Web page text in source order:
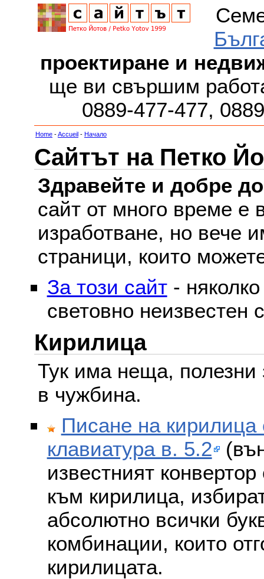
проектиране и
ще ви свършим
0889-477-477,
Home -Accueil - Начало
Сайтът на Петко
Здравейте и добре
сайт от много време е
изработване, но вече
страници, които
За този сайт-
световно неизвестен
Кирилица
Тук има неща, полезни
в чужбина.
Писане на кирилица
клавиатура в. 5.2
известният
към кирилица,
абсолютно всички
комбинации, които
кирилицата.